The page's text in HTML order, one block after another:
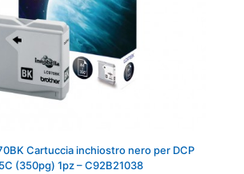
Cartuccia inchiostro nero per DCP
(350pg) 1pz – C92B21038